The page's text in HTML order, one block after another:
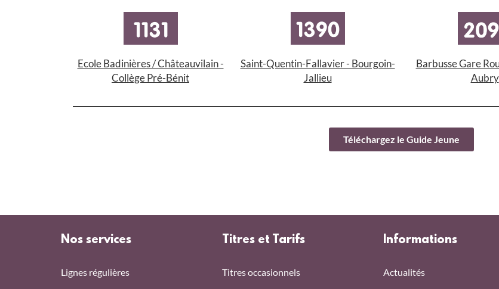
Ecole Badinières / Châteauvilain -
Collège Pré-Bénit
Saint-Quentin-Fallavier - Bourgoin-
Jallieu
Barbusse Gare
Aubry
Téléchargez le Guide Jeune
Nos services
Lignes régulières
Titres et Tarifs
Titres occasionnels
Informations
Actualités